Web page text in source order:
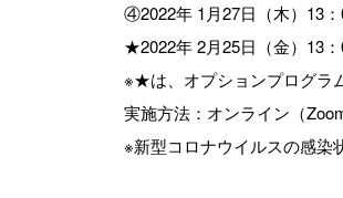
④2022年 1月27日（木）13
★2022年 2月25日（金）13
※★は、オプションプログラ
実施方法：オンライン（
※新型コロナウイルスの感染